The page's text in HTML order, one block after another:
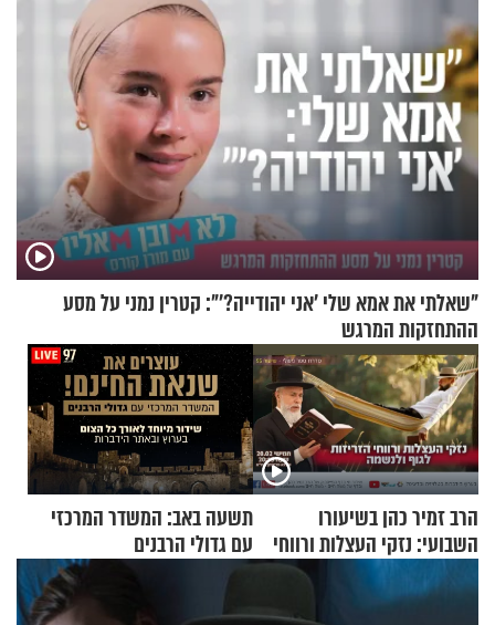
"שאלתי את אמא שלי 'אני יהודייה?'": קטרין נמני על מסע
ההתחזקות המרגש
הרב זמיר כהן בשיעורו
השבועי: נזקי העצלות ורווחי
הזריזות לגוף ולנשמה
תשעה באב: המשדר המרכזי
עם גדולי הרבנים